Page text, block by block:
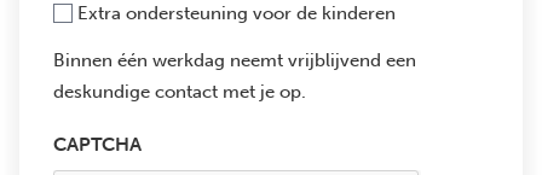
Extra ondersteuning voor de kinderen
Binnen één werkdag neemt vrijblijvend een
deskundige contact met je op.
CAPTCHA